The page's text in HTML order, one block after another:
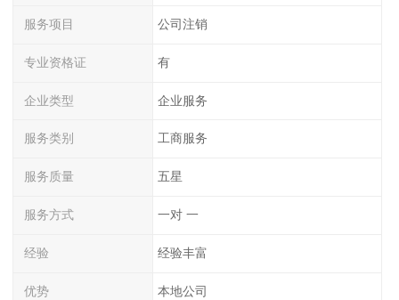
服务项目 公司注销
专业资格证 有
企业类型 企业服务
服务类别 工商服务
服务质量 五星
服务方式 一对 一
经验 经验丰富
优势 本地公司